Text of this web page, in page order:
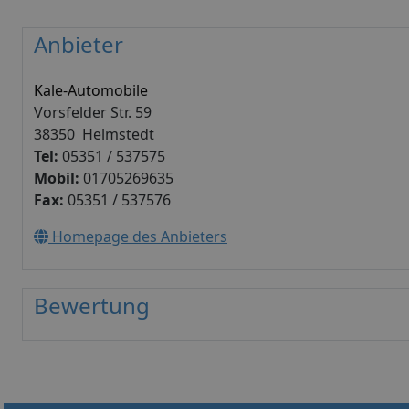
Anbieter
Kale-Automobile
Vorsfelder Str. 59
38350 Helmstedt
Tel: 05351 / 537575
Mobil: 01705269635
Fax: 05351 / 537576
Homepage des Anbieters
Bewertung